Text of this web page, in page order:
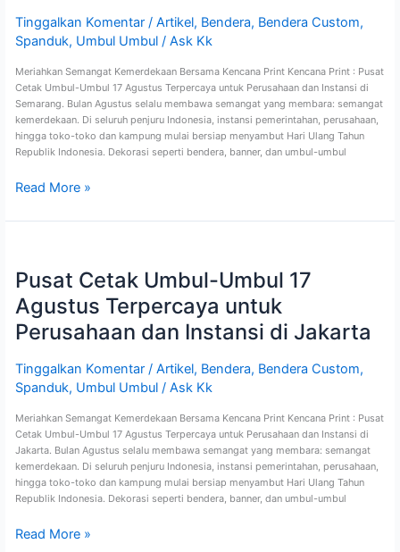
Tinggalkan Komentar / Artikel, Bendera, Bendera Custom,
Spanduk, Umbul Umbul/ Ask Kk
Meriahkan Semangat Kemerdekaan Bersama Kencana Print Kencana Print : Pusat
Cetak Umbul-Umbul 17 Agustus Terpercaya untuk Perusahaan dan Instansi di
Semarang. Bulan Agustus selalu membawa semangat yang membara: semangat
kemerdekaan. Di seluruh penjuru Indonesia, instansi pemerintahan, perusahaan,
hingga toko-toko dan kampung mulai bersiap menyambut Hari Ulang Tahun
Republik Indonesia. Dekorasi seperti bendera, banner, dan umbul-umbul
dan
Instansi
di
Semarang
Read More »
Pusat Cetak Umbul-Umbul 17
Agustus Terpercaya untuk
Perusahaan dan Instansi di Jakarta
Tinggalkan Komentar / Artikel, Bendera, Bendera Custom,
Spanduk, Umbul Umbul/ Ask Kk
Meriahkan Semangat Kemerdekaan Bersama Kencana Print Kencana Print : Pusat
Cetak Umbul-Umbul 17 Agustus Terpercaya untuk Perusahaan dan Instansi di
Jakarta. Bulan Agustus selalu membawa semangat yang membara: semangat
kemerdekaan. Di seluruh penjuru Indonesia, instansi pemerintahan, perusahaan,
hingga toko-toko dan kampung mulai bersiap menyambut Hari Ulang Tahun
Republik Indonesia. Dekorasi seperti bendera, banner, dan umbul-umbul
Umbul-
Umbul
17
Agustus
Terpercaya
Perusahaan
dan
di
Jakarta
Read More »